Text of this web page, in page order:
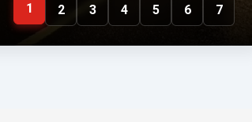
1 2 3 4 5 6 7